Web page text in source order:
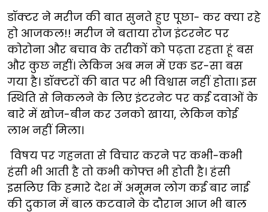
डॉक्टर ने मरीज की बात सुनते हुए पूछा- कर क्या रहे
हो आजकल!! मरीज ने बताया रोज इंटरनेट पर
कोरोना और बचाव के तरीकों को पढ़ता रहता हूं बस
और कुछ नहीं। लेकिन अब मन में एक डर-सा बस
गया है। डॉक्टरों की बात पर भी विश्वास नहीं होता। इस
स्थिति से निकलने के लिए इंटरनेट पर कई दवाओं के
बारे में खोज-बीन कर उनको खाया, लेकिन कोई
लाभ नहीं मिला।
विषय पर गहनता से विचार करने पर कभी-कभी
हंसी भी आती है तो कभी कोफ्त भी होती है। हंसी
इसलिए कि हमारे देश में अमूमन लोग कई बार नाई
की दुकान में बाल कटवाने के दौरान आज भी बाल